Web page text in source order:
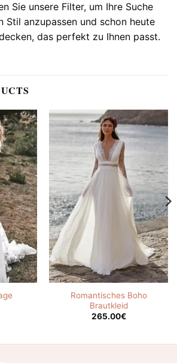
Sie unsere Filter, um Ihre Suche
Stil anzupassen und schon heute
das perfekt zu Ihnen passt.
Romantisches Boho
Brautkleid
265.00€